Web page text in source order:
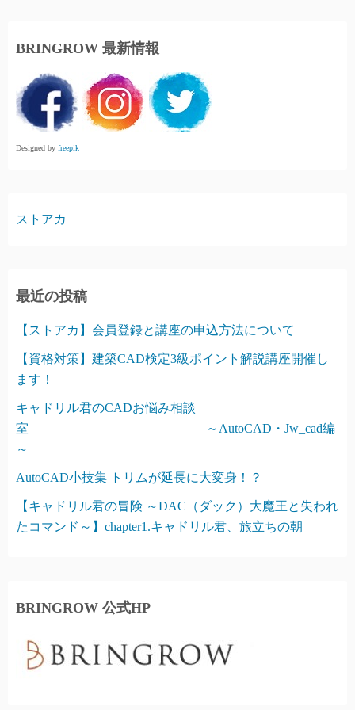
BRINGROW 最新情報
Designed by️ freepik
ストアカ
最近の投稿
【ストアカ】会員登録と講座の申込方法について
【資格対策】建築CAD検定3級ポイント解説講座開催し
ます！
キャドリル君のCADお悩み相談
室 ～AutoCAD・Jw_cad編
～
AutoCAD小技集 トリムが延長に大変身！？
【キャドリル君の冒険 ～DAC（ダック）大魔王と失われ
たコマンド～】chapter1.キャドリル君、旅立ちの朝
BRINGROW 公式HP